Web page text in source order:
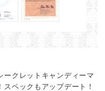
ークレットキャンディーマ
ペックもアップデート！